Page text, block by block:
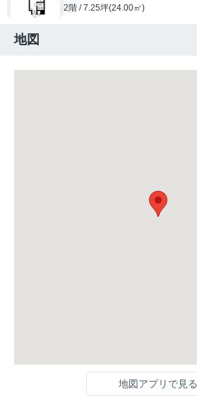
2階 / 7.25坪(24.00㎡)
地図
地図アプリで見る